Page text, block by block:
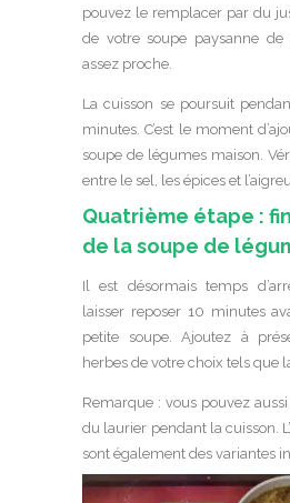
pouvez le remplacer par du
de votre soupe paysanne
assez proche.
La cuisson se poursuit
minutes. C’est le moment
soupe de légumes maison.
entre le sel, les épices et
Quatrième étape :
de la soupe de
Il est désormais temps
laisser reposer 10 minutes
petite soupe. Ajoutez à
herbes de votre choix tels que
Remarque : vous pouvez
du laurier pendant la cuisson.
sont également des variantes